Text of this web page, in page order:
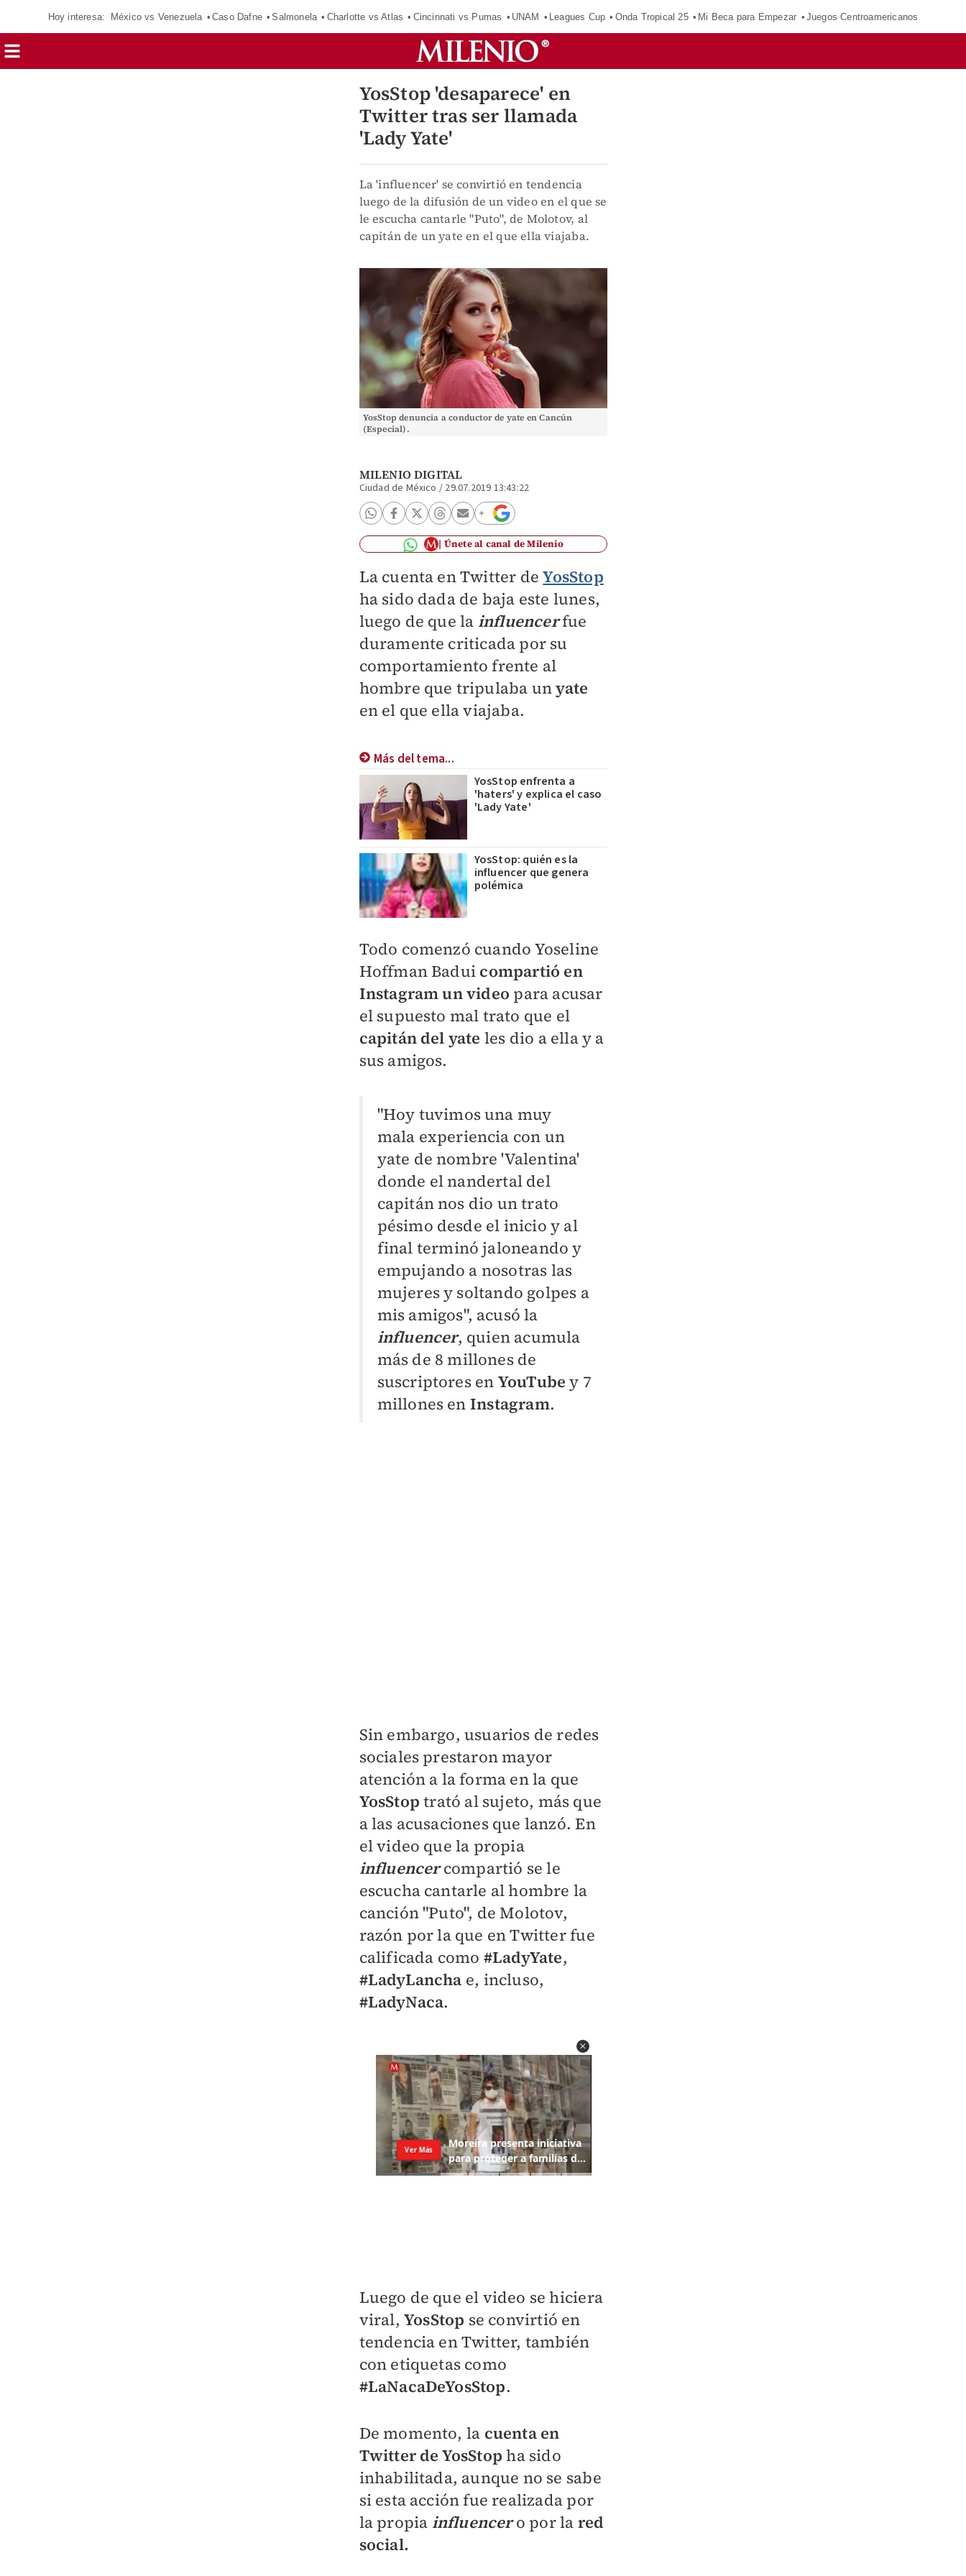
Hoy interesa: México vs Venezuela Caso Dafne Salmonela Charlotte vs Atlas Cincinnati vs Pumas UNAM Leagues Cup Onda Tropical 25 Mi Beca para Empezar Juegos Centroamericanos
YosStop 'desaparece' en
Twitter tras ser llamada
'Lady Yate'
La 'influencer' se convirtió en tendencia
luego de la difusión de un video en el que se
le escucha cantarle "Puto", de Molotov, al
capitán de un yate en el que ella viajaba.
YosStop denuncia a conductor de yate en Cancún
(Especial).
MILENIO DIGITAL
Ciudad de México / 29.07.2019 13:43:22
Únete al canal de Milenio
La cuenta en Twitter deYosStop
ha sido dada de baja este lunes,
luego de que la influencerfue
duramente criticada por su
comportamiento frente al
hombre que tripulaba unyate
en el que ella viajaba.
Más del tema...
YosStop enfrenta a
'haters' y explica el caso
'Lady Yate'
YosStop: quién es la
influencer que genera
polémica
Todo comenzó cuando Yoseline
Hoffman Badui compartió en
Instagram un video para acusar
el supuesto mal trato que el
capitán del yate les dio a ella y a
sus amigos.
"Hoy tuvimos una muy
mala experiencia con un
yate de nombre 'Valentina'
donde el nandertal del
capitán nos dio un trato
pésimo desde el inicio y al
final terminó jaloneando y
empujando a nosotras las
mujeres y soltando golpes a
mis amigos", acusó la
influencer, quien acumula
más de 8 millones de
suscriptores en YouTubey 7
millones en Instagram.
Sin embargo, usuarios de redes
sociales prestaron mayor
atención a la forma en la que
YosStoptrató al sujeto, más que
a las acusaciones que lanzó. En
el video que la propia
influencercompartió se le
escucha cantarle al hombre la
canción "Puto", de Molotov,
razón por la que en Twitter fue
calificada como #LadyYate,
#LadyLancha e, incluso,
#LadyNaca.
Luego de que el video se hiciera
viral, YosStop se convirtió en
tendencia en Twitter, también
con etiquetas como
#LaNacaDeYosStop.
De momento, la cuenta en
Twitter de YosStop ha sido
inhabilitada, aunque no se sabe
si esta acción fue realizada por
la propia influencero por la red
social.